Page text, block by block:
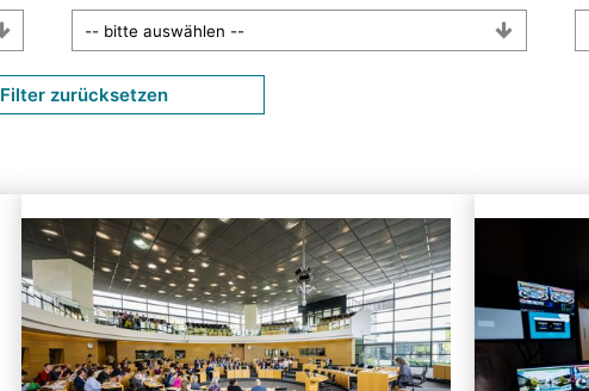
Filter zurücksetzen